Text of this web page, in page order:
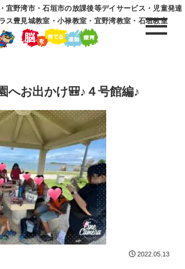
宜野湾市・石垣市の放課後等デイサービス・児童発達
豊見城教室・小禄教室・宜野湾教室・石垣教室
へお出かけ🎒♪４号館編♪
2022.05.13